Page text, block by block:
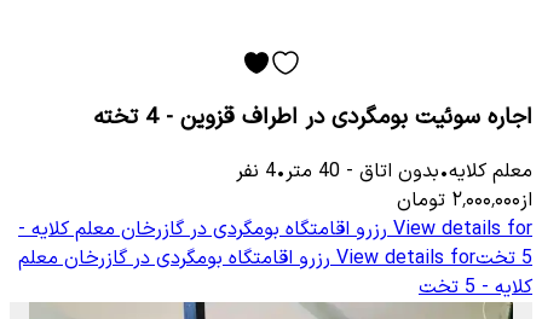
اجاره سوئیت بومگردی در اطراف قزوین - 4 تخته
معلم كلایه•بدون اتاق -
40 متر•
4 نفر
از۲٬۰۰۰٬۰۰۰ تومان
View details for رزرو اقامتگاه بومگردی در گازرخان معلم کلایه -
5 تخت
View details for رزرو اقامتگاه بومگردی در گازرخان معلم
کلایه - 5 تخت